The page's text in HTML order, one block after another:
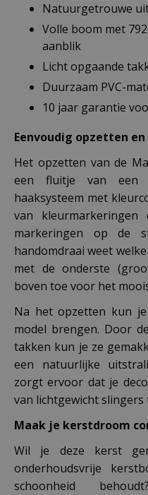
Natuurgetrouwe
Volle boom met
aanblik
Licht opgaande
Duurzaam PVC-
10 jaar garantie
Eenvoudig opzetten
Het opzetten van de
een fluitje van een
haaksysteem met
van
markeringen op de
handomdraai weet
met de onderste
boven toe voor het
Na het opzetten kun
model brengen. Door
takken kun je ze
een natuurlijke
zorgt ervoor dat je
van lichtgewicht
Maak je kerstdroom
Wil je deze kerst
onderhoudsvrije
schoonheid